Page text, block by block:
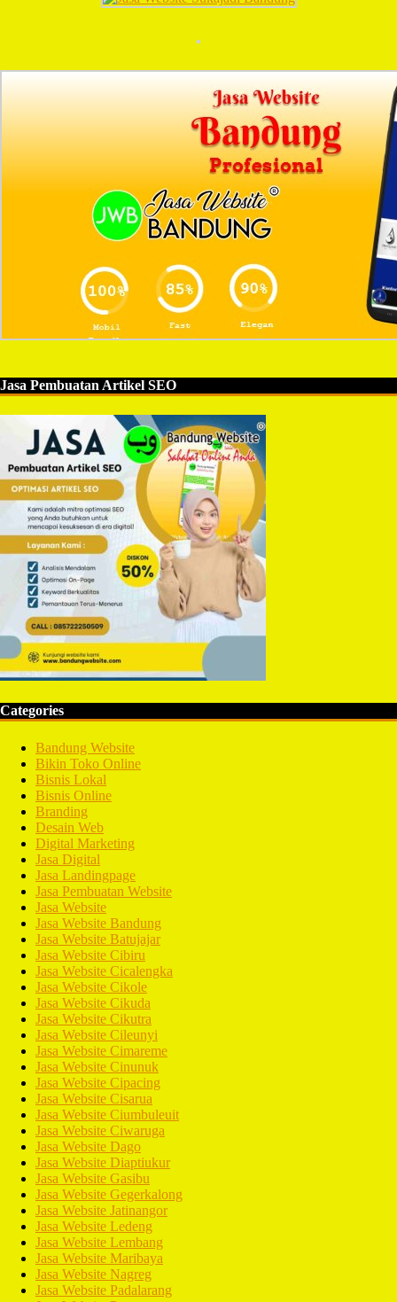
Jasa Pembuatan Artikel SEO
Categories
Bandung Website
Bikin Toko Online
Bisnis Lokal
Bisnis Online
Branding
Desain Web
Digital Marketing
Jasa Digital
Jasa Landingpage
Jasa Pembuatan Website
Jasa Website
Jasa Website Bandung
Jasa Website Batujajar
Jasa Website Cibiru
Jasa Website Cicalengka
Jasa Website Cikole
Jasa Website Cikuda
Jasa Website Cikutra
Jasa Website Cileunyi
Jasa Website Cimareme
Jasa Website Cinunuk
Jasa Website Cipacing
Jasa Website Cisarua
Jasa Website Ciumbuleuit
Jasa Website Ciwaruga
Jasa Website Dago
Jasa Website Diaptiukur
Jasa Website Gasibu
Jasa Website Gegerkalong
Jasa Website Jatinangor
Jasa Website Ledeng
Jasa Website Lembang
Jasa Website Maribaya
Jasa Website Nagreg
Jasa Website Padalarang